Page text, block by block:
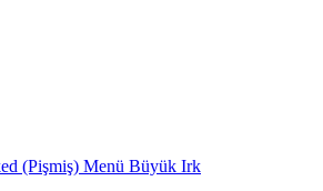
(Pişmiş) Menü Büyük Irk